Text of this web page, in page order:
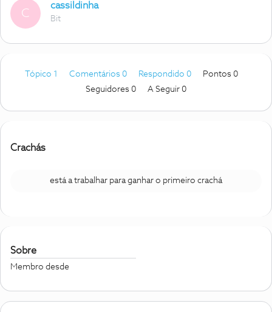
C
cassildinha
Bit
Tópico 1 Comentários 0 Respondido 0
Pontos 0
Seguidores 0 A Seguir 0
Crachás
está a trabalhar para ganhar o primeiro crachá
Sobre
Membro desde